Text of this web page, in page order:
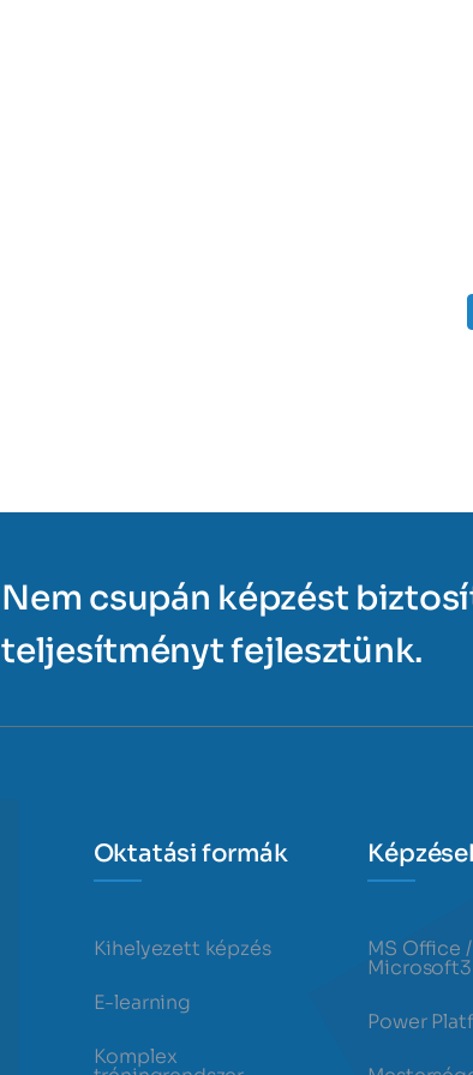
Nem csupán képzést
teljesítményt fejlesztünk.
Oktatási formák
Kihelyezett képzés
E-learning
Komplex
MS Office /
Power